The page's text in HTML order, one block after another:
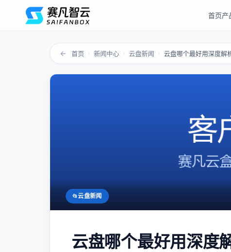
首页产
← 首页 › 新闻中心 › 云盘新闻 ›
云盘新闻
云盘哪个最好用深度